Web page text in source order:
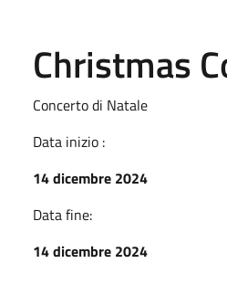
Christmas
Concerto di Natale
Data inizio :
14 dicembre 2024
Data fine:
14 dicembre 2024